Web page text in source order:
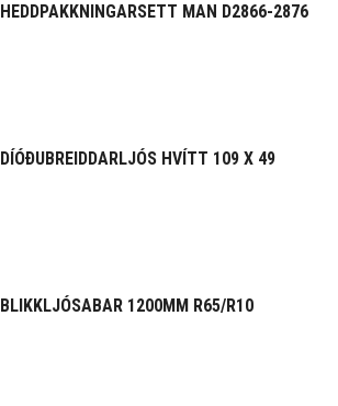
HEDDPAKKNINGARSETT MAN D2866-2876
DÍÓÐUBREIDDARLJÓS HVÍTT 109 X 49
BLIKKLJÓSABAR 1200MM R65/R10